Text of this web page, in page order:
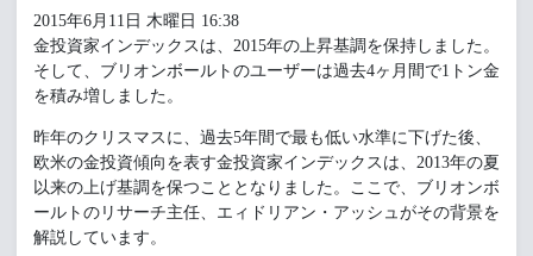
2015年6月11日 木曜日 16:38
金投資家インデックスは、2015年の上昇基調を保持しました。
そして、ブリオンボールトのユーザーは過去4ヶ月間で1トン金
を積み増しました。
昨年のクリスマスに、過去5年間で最も低い水準に下げた後、
欧米の金投資傾向を表す金投資家インデックスは、2013年の夏
以来の上げ基調を保つこととなりました。ここで、ブリオンボ
ールトのリサーチ主任、エィドリアン・アッシュがその背景を
解説しています。